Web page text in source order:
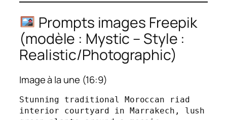
Prompts images Freepik
(modèle : Mystic – Style :
Realistic/Photographic)
Image à la une (16:9)
Stunning traditional Moroccan riad
interior courtyard in Marrakech, lush